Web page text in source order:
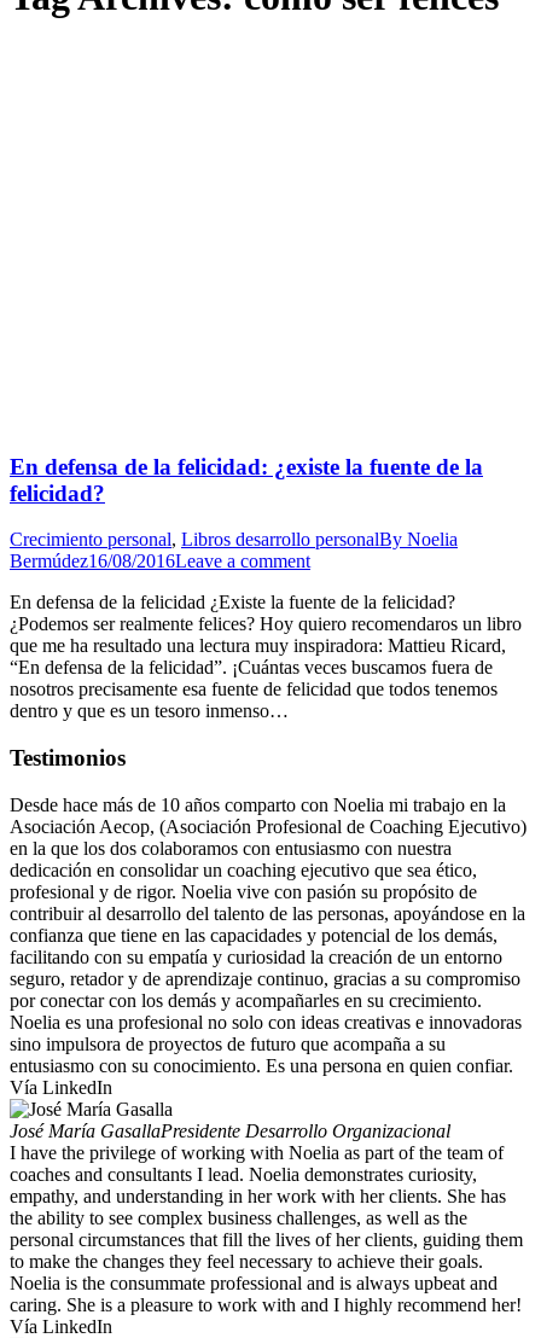
En defensa de la felicidad: ¿existe la fuente de la
felicidad?
Crecimiento personal, Libros desarrollo personalBy Noelia
Bermúdez16/08/2016Leave a comment
En defensa de la felicidad ¿Existe la fuente de la felicidad?
¿Podemos ser realmente felices? Hoy quiero recomendaros un libro
que me ha resultado una lectura muy inspiradora: Mattieu Ricard,
“En defensa de la felicidad”. ¡Cuántas veces buscamos fuera de
nosotros precisamente esa fuente de felicidad que todos tenemos
dentro y que es un tesoro inmenso…
Testimonios
Desde hace más de 10 años comparto con Noelia mi trabajo en la
Asociación Aecop, (Asociación Profesional de Coaching Ejecutivo)
en la que los dos colaboramos con entusiasmo con nuestra
dedicación en consolidar un coaching ejecutivo que sea ético,
profesional y de rigor. Noelia vive con pasión su propósito de
contribuir al desarrollo del talento de las personas, apoyándose en la
confianza que tiene en las capacidades y potencial de los demás,
facilitando con su empatía y curiosidad la creación de un entorno
seguro, retador y de aprendizaje continuo, gracias a su compromiso
por conectar con los demás y acompañarles en su crecimiento.
Noelia es una profesional no solo con ideas creativas e innovadoras
sino impulsora de proyectos de futuro que acompaña a su
entusiasmo con su conocimiento. Es una persona en quien confiar.
Vía LinkedIn
José María GasallaPresidente Desarrollo Organizacional
I have the privilege of working with Noelia as part of the team of
coaches and consultants I lead. Noelia demonstrates curiosity,
empathy, and understanding in her work with her clients. She has
the ability to see complex business challenges, as well as the
personal circumstances that fill the lives of her clients, guiding them
to make the changes they feel necessary to achieve their goals.
Noelia is the consummate professional and is always upbeat and
caring. She is a pleasure to work with and I highly recommend her!
Vía LinkedIn